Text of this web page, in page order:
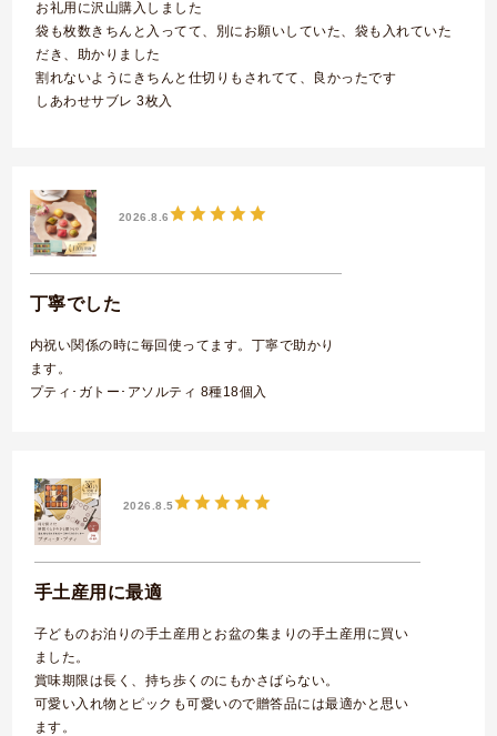
お礼用に沢山購入しました
袋も枚数きちんと入ってて、別にお願いしていた、袋も入れていた
だき、助かりました
割れないようにきちんと仕切りもされてて、良かったです
しあわせサブレ 3枚入
2026.8.6
丁寧でした
内祝い関係の時に毎回使ってます。丁寧で助かり
ます。
プティ･ガトー･アソルティ 8種18個入
2026.8.5
手土産用に最適
子どものお泊りの手土産用とお盆の集まりの手土産用に買い
ました。
賞味期限は長く、持ち歩くのにもかさばらない。
可愛い入れ物とピックも可愛いので贈答品には最適かと思い
ます。